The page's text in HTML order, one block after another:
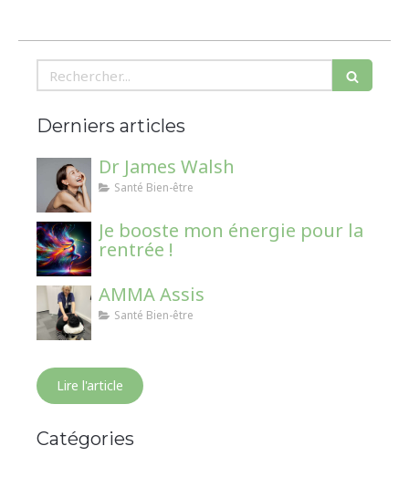
Rechercher
Derniers articles
Dr James Walsh
Santé Bien-être
Je booste mon énergie pour la
rentrée !
AMMA Assis
Santé Bien-être
Lire l'article
Catégories